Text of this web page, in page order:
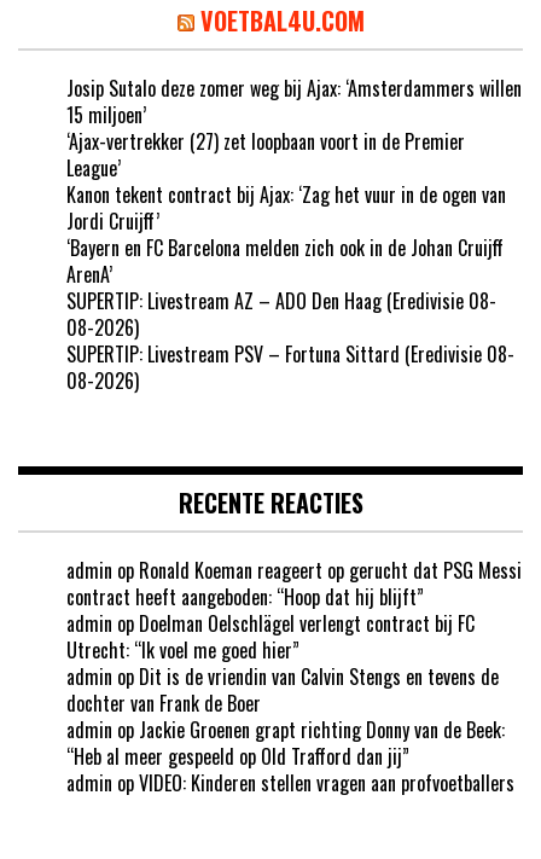
VOETBAL4U.COM
Josip Sutalo deze zomer weg bij Ajax: ‘Amsterdammers willen
15 miljoen’
‘Ajax-vertrekker (27) zet loopbaan voort in de Premier
League’
Kanon tekent contract bij Ajax: ‘Zag het vuur in de ogen van
Jordi Cruijff’
‘Bayern en FC Barcelona melden zich ook in de Johan Cruijff
ArenA’
SUPERTIP: Livestream AZ – ADO Den Haag (Eredivisie 08-
08-2026)
SUPERTIP: Livestream PSV – Fortuna Sittard (Eredivisie 08-
08-2026)
RECENTE REACTIES
admin op Ronald Koeman reageert op gerucht dat PSG Messi
contract heeft aangeboden: “Hoop dat hij blijft”
admin op Doelman Oelschlägel verlengt contract bij FC
Utrecht: “Ik voel me goed hier”
admin op Dit is de vriendin van Calvin Stengs en tevens de
dochter van Frank de Boer
admin op Jackie Groenen grapt richting Donny van de Beek:
“Heb al meer gespeeld op Old Trafford dan jij”
admin opVIDEO: Kinderen stellen vragen aan profvoetballers